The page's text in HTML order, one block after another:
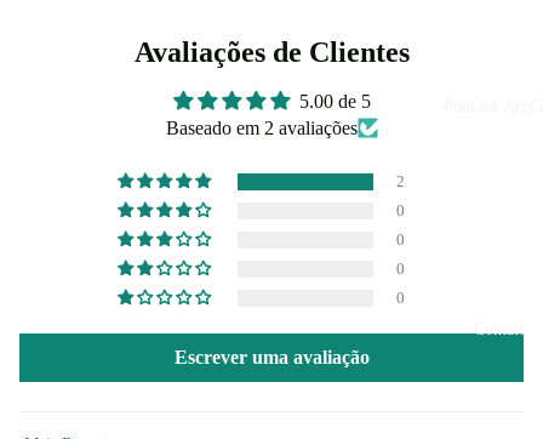
Avaliações de Clientes
5.00 de 5
Baseado em 2 avaliações
2
0
0
0
0
Escrever uma avaliação